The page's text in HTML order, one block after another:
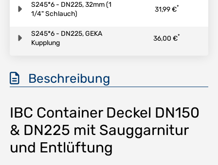
S245*6 - DN225, 32mm (1
1/4" Schlauch)
31,99 €*
S245*6 - DN225, GEKA
Kupplung
36,00 €*
Beschreibung
IBC Container Deckel DN150
& DN225 mit Sauggarnitur
und Entlüftung